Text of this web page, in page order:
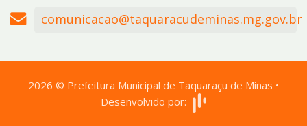
comunicacao@taquaracudeminas.mg.gov.br
2026 © Prefeitura Municipal de Taquaraçu de Minas •
Desenvolvido por: